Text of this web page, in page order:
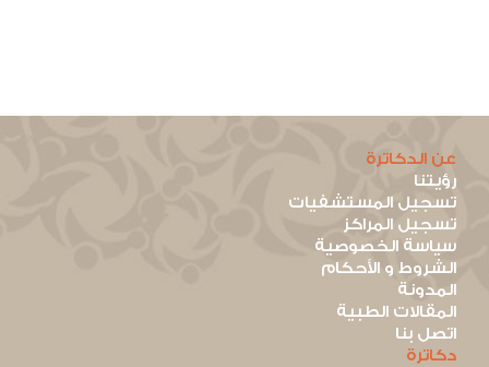
عن الدكاترة
رؤيتنا
تسجيل المستشفيات
تسجيل المراكز
سياسة الخصوصية
الشروط و الأحكام
المدونة
المقالات الطبية
اتصل بنا
دكاترة